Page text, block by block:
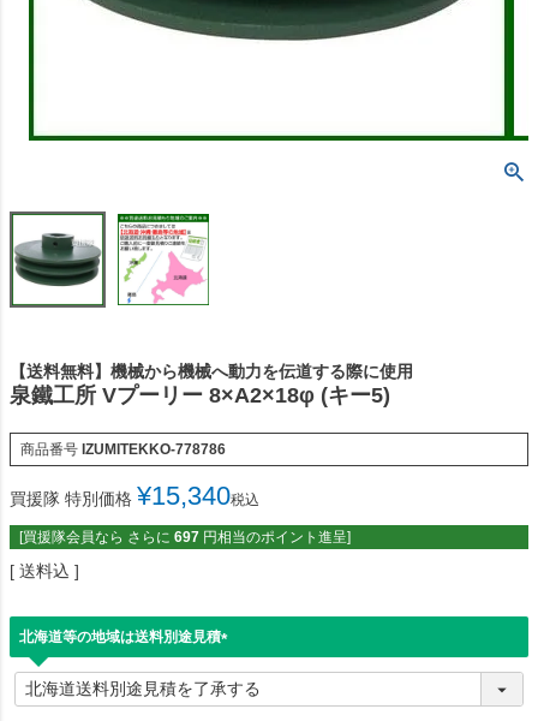
【送料無料】機械から機械へ動力を伝道する際に使用
泉鐵工所 Vプーリー 8×A2×18φ (キー5)
商品番号 IZUMITEKKO-778786
買援隊 特別価格 ¥15,340税込
[買援隊会員なら さらに 697 円相当のポイント進呈]
送料込
北海道等の地域は送料別途見積
必
須